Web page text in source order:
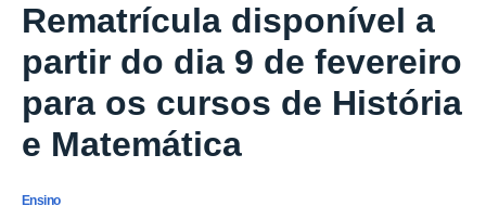
Rematrícula disponível a
partir do dia 9 de fevereiro
para os cursos de História
e Matemática
Ensino